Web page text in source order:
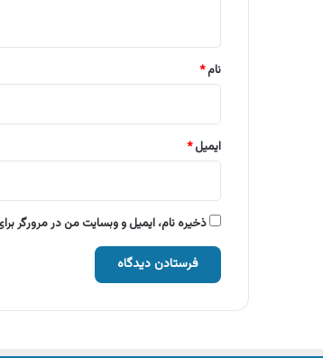
نام*
ایمیل*
ذخیره نام، ایمیل و وبسایت من در مرورگر